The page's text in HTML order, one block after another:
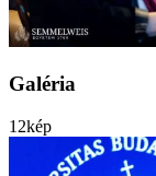
Galéria
12kép